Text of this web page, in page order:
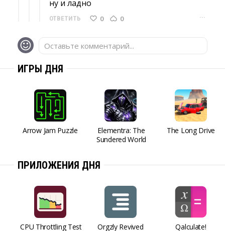
ну и ладно
ОТВЕТИТЬ 0 0 ···
Оставьте комментарий...
ИГРЫ ДНЯ
Arrow Jam Puzzle
Elementra: The
Sundered World
The Long Drive
ПРИЛОЖЕНИЯ ДНЯ
CPU Throttling Test
Orgzly Revived Qalculate!